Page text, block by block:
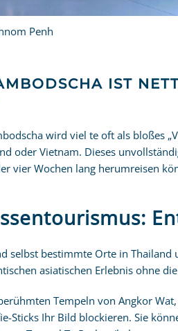
Penh
IST
wird viel te oft als bloßes
oder Vietnam. Dieses
vier Wochen lang herumreisen
selbst bestimmte Orte in
asiatischen Erlebnis ohne
Tempeln von Angkor
Sticks Ihr Bild blockieren. Sie